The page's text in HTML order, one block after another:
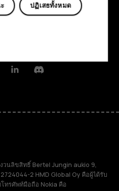
LinkedinDiscord
วนลิขสิทธิ์ Bertel Jungin aukio 9,
2 HMD Global Oy คือผู้ได้รับ
ทรศัพท์มือถือ Nokia คือ
ปฏิเสธทั้งหมด